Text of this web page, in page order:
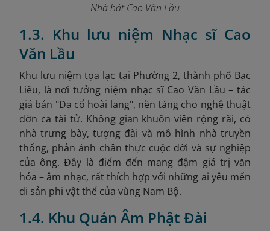
Nhà hát Cao Văn Lầu
1.3. Khu lưu niệm Nhạc sĩ Cao
Văn Lầu
Khu lưu niệm tọa lạc tại Phường 2, thành phố Bạc
Liêu, là nơi tưởng niệm nhạc sĩ Cao Văn Lầu – tác
giả bản "Dạ cổ hoài lang", nền tảng cho nghệ thuật
đờn ca tài tử. Không gian khuôn viên rộng rãi, có
nhà trưng bày, tượng đài và mô hình nhà truyền
thống, phản ánh chân thực cuộc đời và sự nghiệp
của ông. Đây là điểm đến mang đậm giá trị văn
hóa – âm nhạc, rất thích hợp với những ai yêu mến
di sản phi vật thể của vùng Nam Bộ.
1.4. Khu Quán Âm Phật Đài